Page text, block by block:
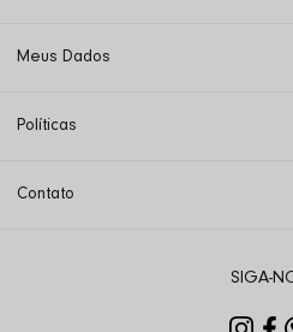
Meus Dados
Políticas
Contato
SIGA-